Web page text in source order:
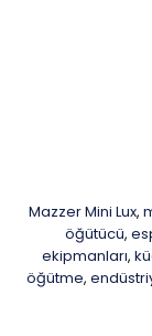
Mazzer Mini Lux,
öğütücü,
ekipmanları,
öğütme,